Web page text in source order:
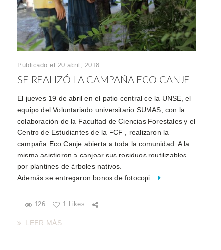
Publicado el 20 abril, 2018
SE REALIZÓ LA CAMPAÑA ECO CANJE
El jueves 19 de abril en el patio central de la UNSE, el
equipo del Voluntariado universitario SUMAS, con la
colaboración de la Facultad de Ciencias Forestales y el
Centro de Estudiantes de la FCF , realizaron la
campaña Eco Canje abierta a toda la comunidad. A la
misma asistieron a canjear sus residuos reutilizables
por plantines de árboles nativos.
Además se entregaron bonos de fotocopi...
126 1 Likes
LEER MÁS